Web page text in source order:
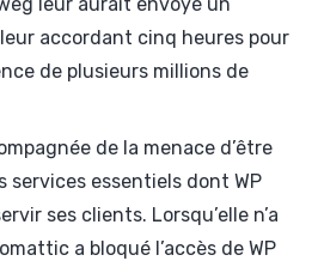
accordant cinq heures pour
de plusieurs millions de
de la menace d’être
services essentiels dont WP
ses clients. Lorsqu’elle n’a
a bloqué l’accès de WP